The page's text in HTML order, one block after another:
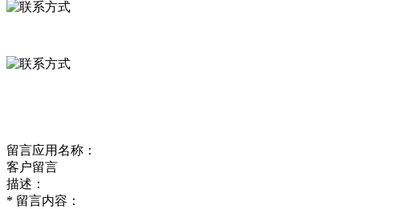
留言应用名称：
客户留言
描述：
* 留言内容：